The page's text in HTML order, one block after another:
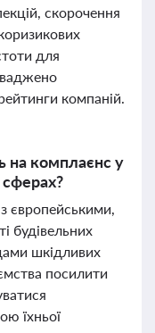
скорочення
для
компаній.
на комплаєнс у
сферах?
європейськими,
будівельних
шкідливих
посилити
їхньої